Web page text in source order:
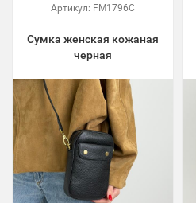
Артикул: FM1796C
Сумка женская кожаная
черная